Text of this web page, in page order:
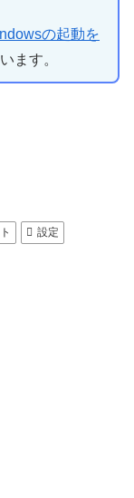
の起動を
ます。
設定